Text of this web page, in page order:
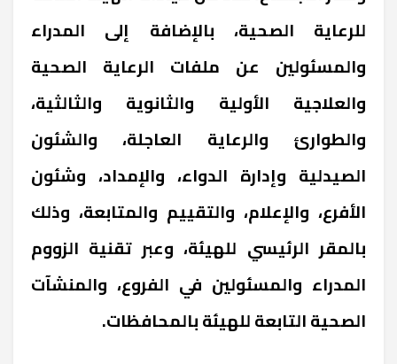
للرعاية الصحية، بالإضافة إلى المدراء
والمسئولين عن ملفات الرعاية الصحية
والعلاجية الأولية والثانوية والثالثية،
والطوارئ والرعاية العاجلة، والشئون
الصيدلية وإدارة الدواء، والإمداد، وشئون
الأفرع، والإعلام، والتقييم والمتابعة، وذلك
بالمقر الرئيسي للهيئة، وعبر تقنية الزووم
المدراء والمسئولين في الفروع، والمنشآت
الصحية التابعة للهيئة بالمحافظات.